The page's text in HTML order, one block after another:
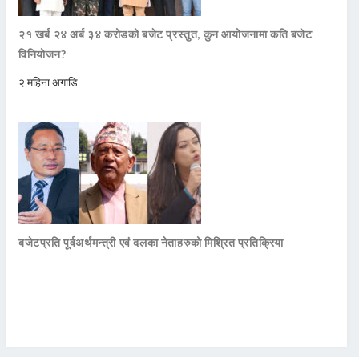
२१ खर्ब २४ अर्ब ३४ करोडको बजेट प्रस्तुत, कुन आयोजनामा कति बजेट
विनियोजन?
२ महिना अगाडि
बजेटप्रति पूर्वअर्थमन्त्री एवं दलका नेताहरुको मिश्रित प्रतिक्रिया